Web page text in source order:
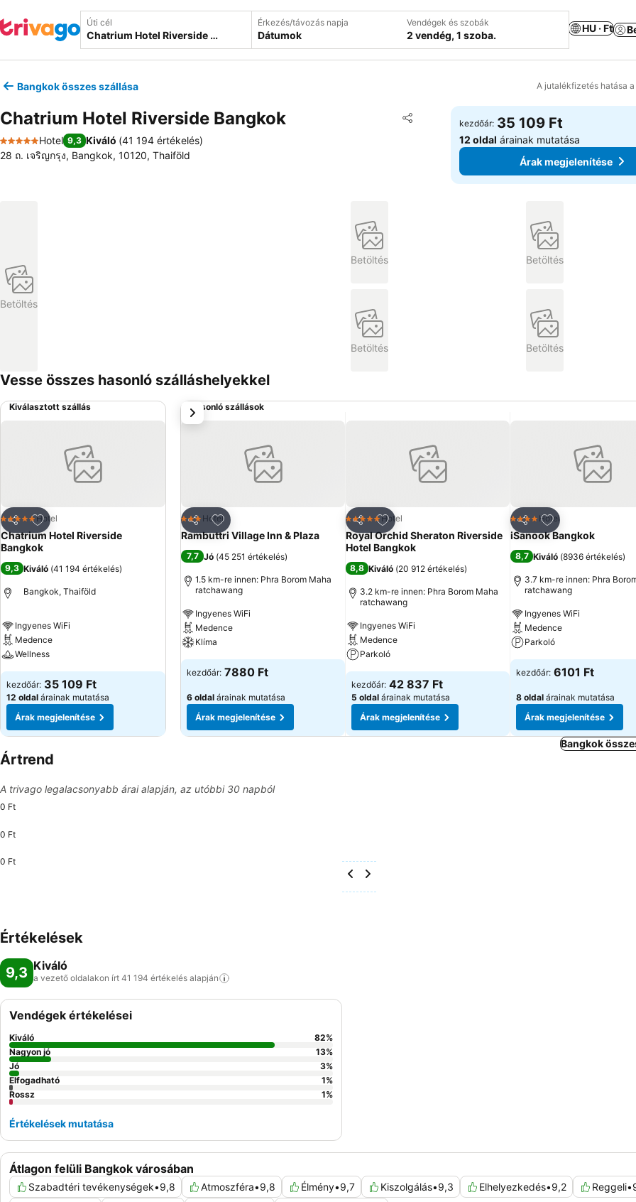
Úti cél Érkezés/távozás napja
Dátumok
Vendégek és szobák
2 vendég, 1 szoba.
HU · Ft
Bangkok összes szállása A jutalékfizetés hatása
Chatrium Hotel Riverside Bangkok Megosztás
Hozzáadás a kedvencekhez
5 Kategória
Hotel 9,3 Kiváló (41 194 értékelés)
28 ถ. เจริญกรุง, Bangkok, 10120, Thaiföld
kezdőár: 35 109 Ft
12 oldal árainak mutatása
Árak megjelenítése
Betöltés
Betöltés Betöltés
Betöltés Betöltés
Vesse összes hasonló szálláshelyekkel
Kiválasztott szállás
Megosztás
Hozzáadás a kedvencekhez
5 KategóriaHotel
Chatrium Hotel Riverside
Bangkok
9,3 Kiváló (41 194 értékelés)
Bangkok, Thaiföld
Ingyenes WiFi
Medence
Wellness
kezdőár: 35 109 Ft
12 oldal árainak mutatása
Árak megjelenítése
Hasonló szállások
Megosztás
Hozzáadás a kedvencekhez
3 Kategória
Hotel
Rambuttri Village Inn & Plaza
7,7 Jó (45 251 értékelés)
1.5 km-re innen: Phra Borom Maha
ratchawang
Ingyenes WiFi
Medence
Klíma
kezdőár: 7880 Ft
6 oldal árainak mutatása
Árak megjelenítése
Megosztás
Hozzáadás a kedvencekhez
5 KategóriaHotel
Royal Orchid Sheraton Riverside
Hotel Bangkok
8,8 Kiváló (20 912 értékelés)
3.2 km-re innen: Phra Borom Maha
ratchawang
Ingyenes WiFi
Medence
Parkoló
kezdőár: 42 837 Ft
5 oldal árainak mutatása
Árak megjelenítése
Megosztás
Hozzáadás a
4 Kategória
Hotel
iSanook Bangkok
8,7 Kiváló (8936 értékelés)
3.7 km-re innen: Phra
ratchawang
Ingyenes WiFi
Medence
Parkoló
kezdőár: 6101 Ft
8 oldal árainak mutatása
Árak megjelenítése
következő
Bangkok
Ártrend
A trivago legalacsonyabb árai alapján, az utóbbi 30 napból
0 Ft
0 Ft
0 Ft
Értékelések
9,3 Kiváló
a vezető oldalakon írt 41 194 értékelés alapján
Átlagon felüli Bangkok városában
Szabadtéri tevékenységek•9,8 Atmoszféra•9,8 Élmény•9,7 Kiszolgálás•9,3 Elhelyezkedés•9,2 Reggeli•
Vendégek értékelései
Kiváló 82%
Nagyon jó
13%
Jó
3%
Elfogadható
1%
Rossz
1%
Értékelések mutatása